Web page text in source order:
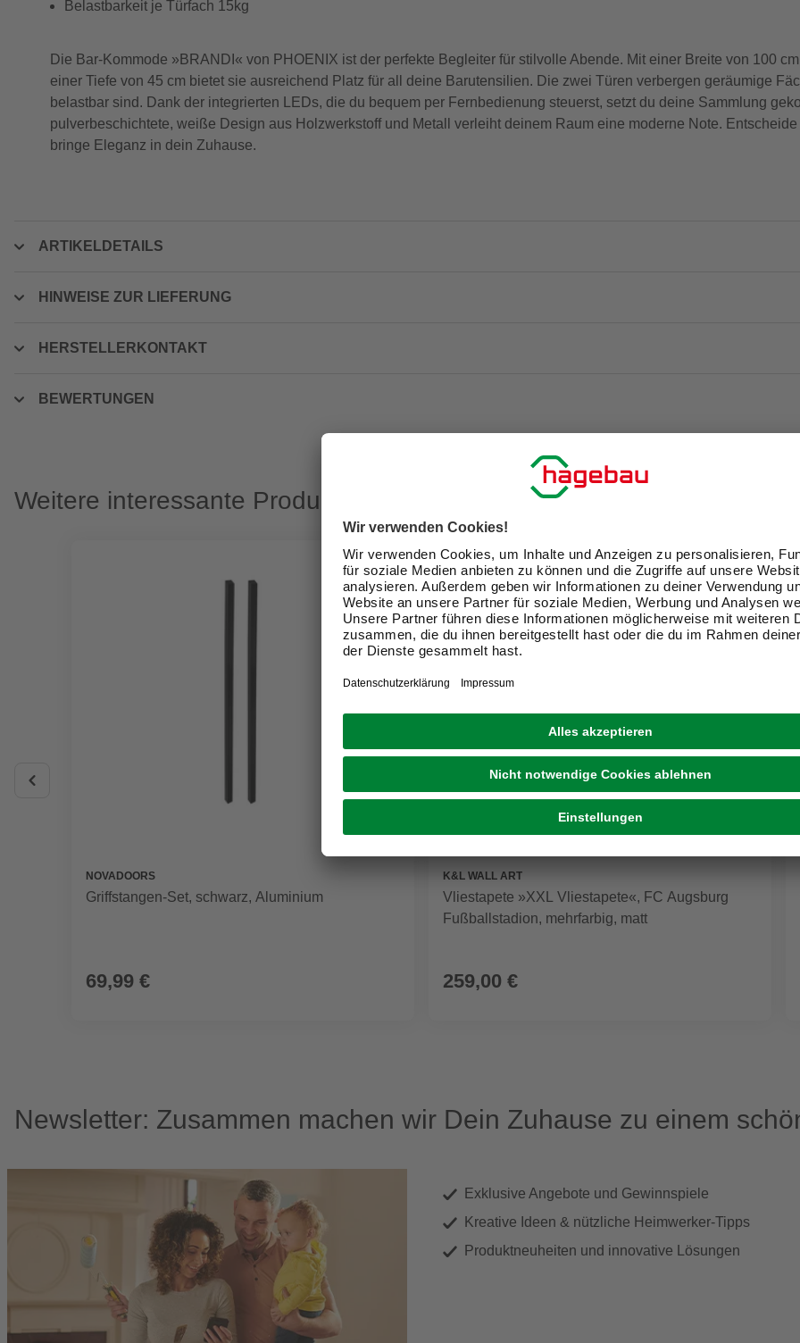
Belastbarkeit je Türfach 15kg
Die Bar-Kommode »BRANDI« von PHOENIX ist der perfekte Begleiter für stilvolle Abende. Mit einer Breite von 100
einer Tiefe von 45 cm bietet sie ausreichend Platz für all deine Barutensilien. Die zwei Türen verbergen geräumige
belastbar sind. Dank der integrierten LEDs, die du bequem per Fernbedienung steuerst, setzt du deine Sammlung
pulverbeschichtete, weiße Design aus Holzwerkstoff und Metall verleiht deinem Raum eine moderne Note.
bringe Eleganz in dein Zuhause.
ARTIKELDETAILS
HINWEISE ZUR LIEFERUNG
HERSTELLERKONTAKT
BEWERTUNGEN
Weitere interessante Produkte
NOVADOORS
Griffstangen-Set, schwarz, Aluminium
69,99 €
K&L WALL ART
Vliestapete »XXL Vliestapete«, FC Augsburg
Fußballstadion, mehrfarbig, matt
259,00 €
Newsletter: Zusammen machen wir Dein Zuhause zu einem
Exklusive Angebote und Gewinnspiele
Kreative Ideen & nützliche Heimwerker-Tipps
Produktneuheiten und innovative Lösungen